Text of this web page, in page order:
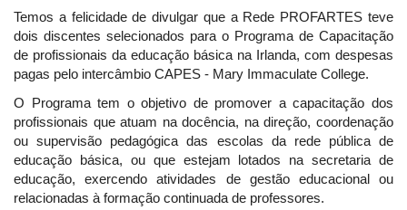
Temos a felicidade de divulgar que a Rede PROFARTES teve
dois discentes selecionados para o Programa de Capacitação
de profissionais da educação básica na Irlanda, com despesas
pagas pelo intercâmbio CAPES - Mary Immaculate College.
O Programa tem o objetivo de promover a capacitação dos
profissionais que atuam na docência, na direção, coordenação
ou supervisão pedagógica das escolas da rede pública de
educação básica, ou que estejam lotados na secretaria de
educação, exercendo atividades de gestão educacional ou
relacionadas à formação continuada de professores.